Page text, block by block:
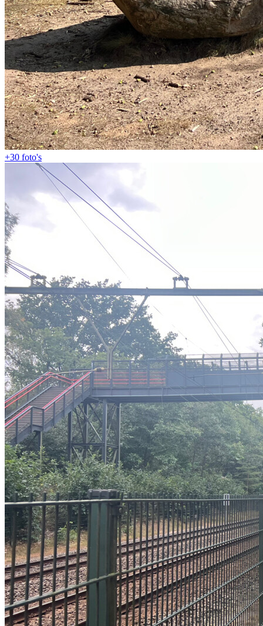
+30 foto's